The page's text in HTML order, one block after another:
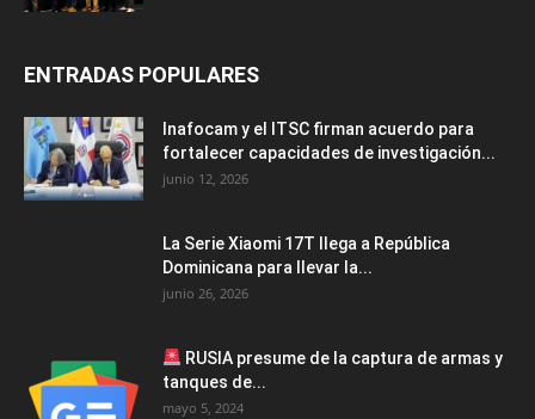
ENTRADAS POPULARES
Inafocam y el ITSC firman acuerdo para
fortalecer capacidades de investigación...
junio 12, 2026
La Serie Xiaomi 17T llega a República
Dominicana para llevar la...
junio 26, 2026
RUSIA presume de la captura de armas y
tanques de...
mayo 5, 2024